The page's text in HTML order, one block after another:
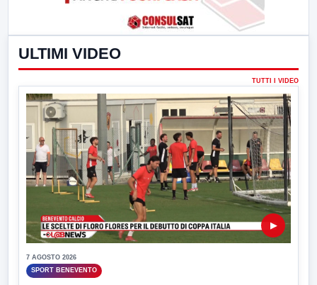
ULTIMI VIDEO
TUTTI I VIDEO
▶
7 AGOSTO 2026
SPORT BENEVENTO